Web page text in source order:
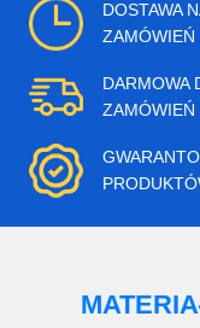
DOSTAWA
DARMOWA